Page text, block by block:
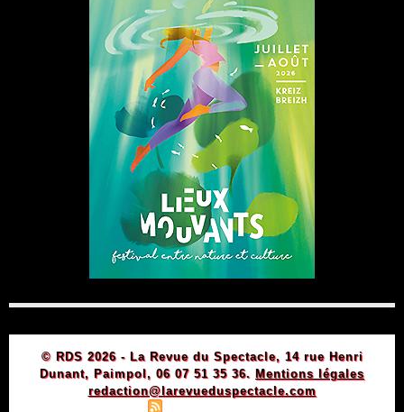
© RDS 2026 - La Revue du Spectacle, 14 rue Henri
Dunant, Paimpol, 06 07 51 35 36. Mentions légales
redaction@larevueduspectacle.com